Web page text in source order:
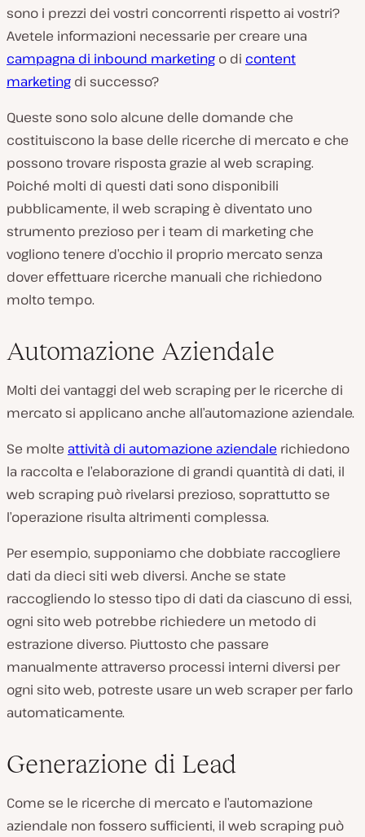
sono i prezzi dei vostri concorrenti rispetto ai vostri?
Avetele informazioni necessarie per creare una
campagna di inbound marketing o di content
marketing di successo?
Queste sono solo alcune delle domande che
costituiscono la base delle ricerche di mercato e che
possono trovare risposta grazie al web scraping.
Poiché molti di questi dati sono disponibili
pubblicamente, il web scraping è diventato uno
strumento prezioso per i team di marketing che
vogliono tenere d’occhio il proprio mercato senza
dover effettuare ricerche manuali che richiedono
molto tempo.
Automazione Aziendale
Molti dei vantaggi del web scraping per le ricerche di
mercato si applicano anche all’automazione aziendale.
Se molte attività di automazione aziendale richiedono
la raccolta e l’elaborazione di grandi quantità di dati, il
web scraping può rivelarsi prezioso, soprattutto se
l’operazione risulta altrimenti complessa.
Per esempio, supponiamo che dobbiate raccogliere
dati da dieci siti web diversi. Anche se state
raccogliendo lo stesso tipo di dati da ciascuno di essi,
ogni sito web potrebbe richiedere un metodo di
estrazione diverso. Piuttosto che passare
manualmente attraverso processi interni diversi per
ogni sito web, potreste usare un web scraper per farlo
automaticamente.
Generazione di Lead
Come se le ricerche di mercato e l’automazione
aziendale non fossero sufficienti, il web scraping può